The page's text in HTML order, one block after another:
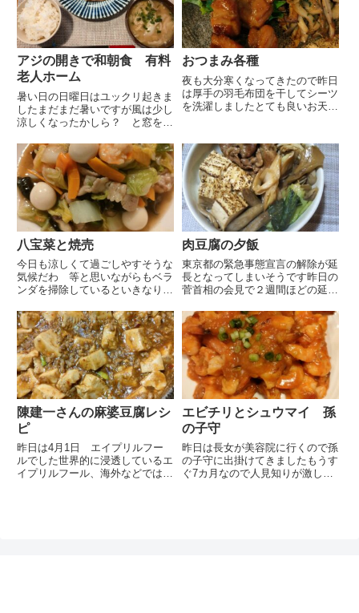
アジの開きで和朝食 有料
老人ホーム
暑い日の日曜日はユックリ起きま
したまだまだ暑いですが風は少し
涼しくなったかしら？ と窓を開
ています換気をしてから直ぐに窓
を閉めました夫がお昼から美容院
に出掛けるのでアジの開きを焼い
て和朝食立派なアジの開きで焦
げ...
おつまみ各種
夜も大分寒くなってきたので昨日
は厚手の羽毛布団を干してシーツ
を洗濯しましたとても良いお天気
あまり見られません近頃は布団を
干す という事はあまりしないよ
うです洗濯物でさえ干していな
い...
八宝菜と焼売
今日も涼しくて過ごしやすそうな
気候だわ 等と思いながらもベラ
ンダを掃除しているといきなりギ
9月も終盤になっているのに残暑
が依然厳しく油断なりません天気
予報は曇りなのに最高気温は28
度なのでやや湿度が高くジメジ
メ...
肉豆腐の夕飯
東京都の緊急事態宣言の解除が延
長となってしまいそうです昨日の
菅首相の会見で２週間ほどの延長
夕方のニュースを観ていたら 他
のニュースに割り込んで菅首相の
会見の放送が流れたのでてっきり
緊急事態宣言の延長が決定され
た...
陳建一さんの麻婆豆腐レシ
ピ
昨日は4月1日 エイプリルフー
ルでした世界的に浸透しているエ
イプリルフール、海外などではユ
エビチリとシュウマイ 孫
の子守
昨日は長女が美容院に行くので孫
の子守に出掛けてきましたもうす
ぐ7カ月なので人見知りが激しく